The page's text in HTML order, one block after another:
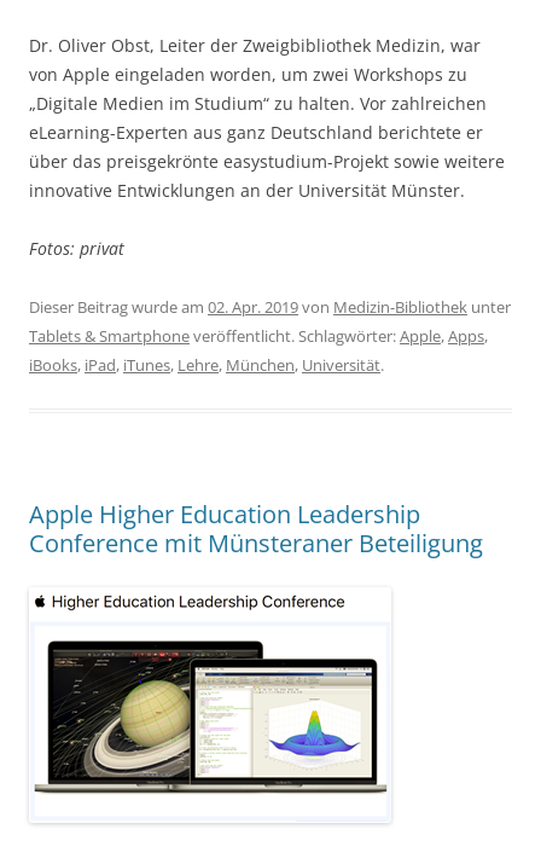
Dr. Oliver Obst, Leiter der Zweigbibliothek Medizin, war
von Apple eingeladen worden, um zwei Workshops zu
„Digitale Medien im Studium“ zu halten. Vor zahlreichen
eLearning-Experten aus ganz Deutschland berichtete er
über das preisgekrönte easystudium-Projekt sowie weitere
innovative Entwicklungen an der Universität Münster.
Fotos: privat
Dieser Beitrag wurde am 02. Apr. 2019von Medizin-Bibliothek unter
Tablets & Smartphoneveröffentlicht. Schlagwörter:Apple,Apps,
iBooks, iPad, iTunes, Lehre, München, Universität.
Apple Higher Education Leadership
Conference mit Münsteraner Beteiligung